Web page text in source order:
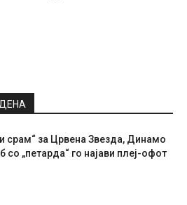
срам“ за Црвена Звезда, Динамо
со „петарда“ го најави плеј-офот